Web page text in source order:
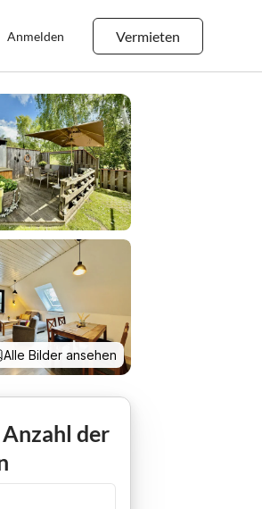
Vermieten
Anmelden
Alle Bilder ansehen
der